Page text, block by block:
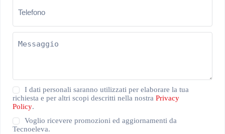
Messaggio
Privacy
Policy(Obbligatorio)
I dati personali saranno utilizzati per elaborare la tua
richiesta e per altri scopi descritti nella nostra Privacy
Policy.
Newsletter
Voglio ricevere promozioni ed aggiornamenti da
Tecnoeleva.